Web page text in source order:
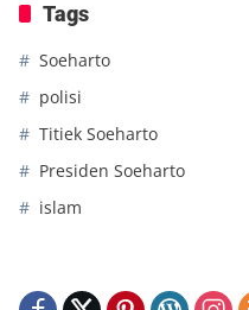
Tags
Soeharto
polisi
Titiek Soeharto
Presiden Soeharto
islam